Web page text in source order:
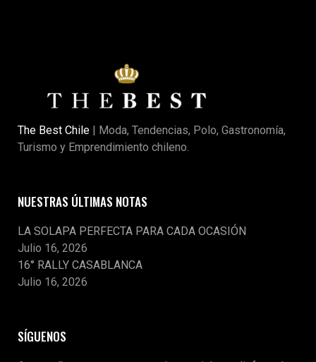
The Best Chile | Moda, Tendencias, Polo, Gastronomía,
Turismo y Emprendimiento chileno.
NUESTRAS ÚLTIMAS NOTAS
LA SOLAPA PERFECTA PARA CADA OCASIÓN
Julio 16, 2026
16° RALLY CASABLANCA
Julio 16, 2026
SÍGUENOS